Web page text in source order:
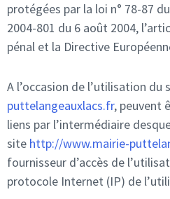
protégées par la loi n° 78-87
2004-801 du 6 août 2004,
pénal et la Directive
A l’occasion de l’utilisation du
puttelangeauxlacs.fr, peuvent
liens par l’intermédiaire
site http://www.mairie-
fournisseur d’accès de
protocole Internet (IP) de